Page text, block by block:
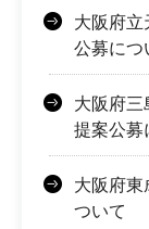
大阪府立
公募につ
大阪府三
提案公募
大阪府東
ついて